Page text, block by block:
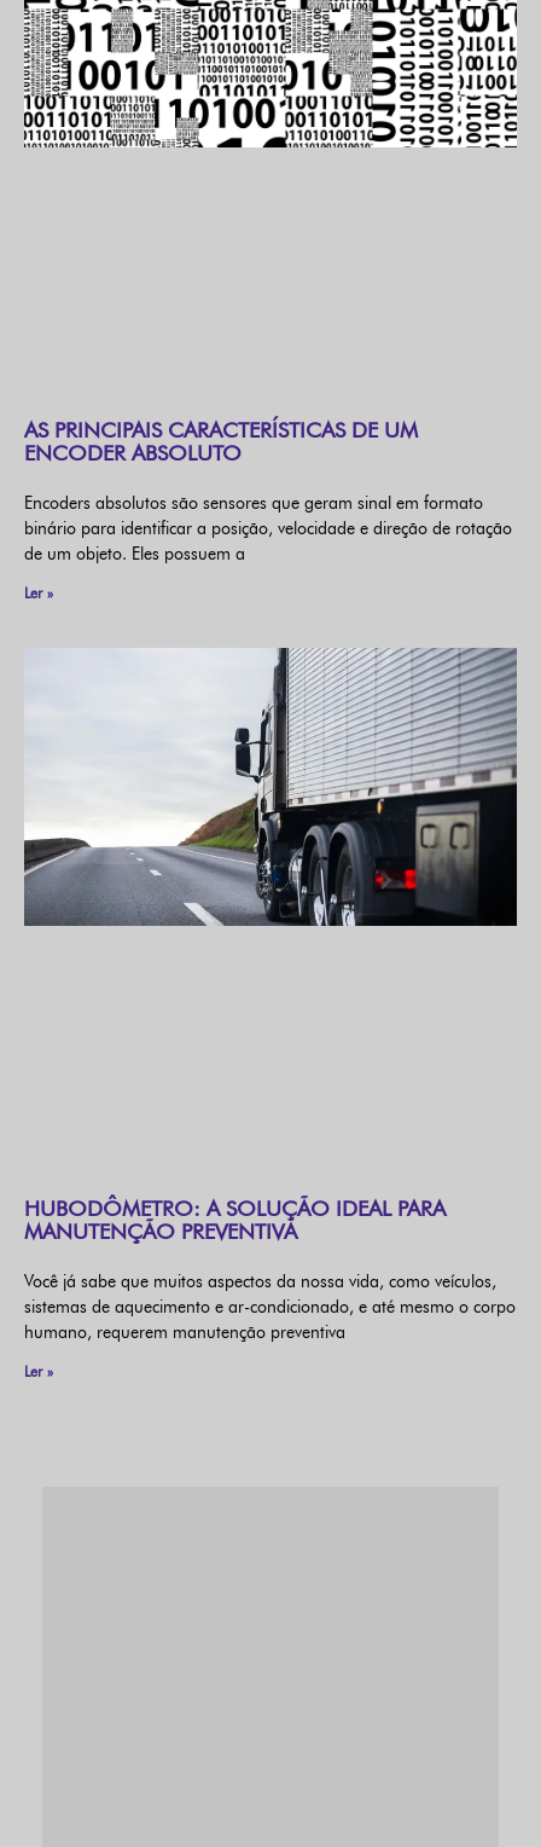
AS PRINCIPAIS CARACTERÍSTICAS DE UM
ENCODER ABSOLUTO
Encoders absolutos são sensores que geram sinal em formato
binário para identificar a posição, velocidade e direção de rotação
de um objeto. Eles possuem a
Ler »
HUBODÔMETRO: A SOLUÇÃO IDEAL PARA
MANUTENÇÃO PREVENTIVA
Você já sabe que muitos aspectos da nossa vida, como veículos,
sistemas de aquecimento e ar-condicionado, e até mesmo o corpo
humano, requerem manutenção preventiva
Ler »